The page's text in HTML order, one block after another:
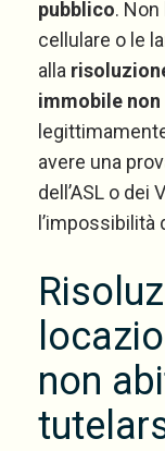
pubblico.
cellulare o le
alla
immobile
avere una
dell’ASL o dei
l’impossibilità
non